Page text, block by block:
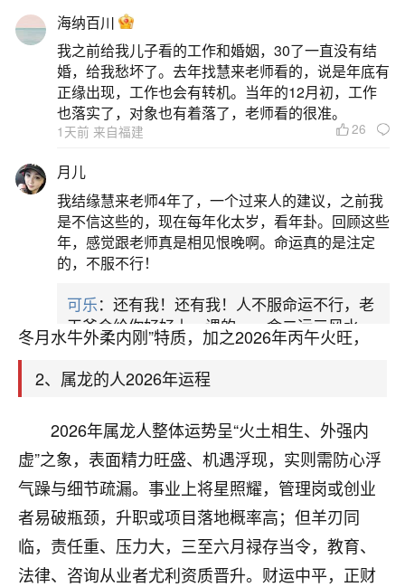
见的问题，但是小问题不注意可能会引起大麻烦，
下面就这个问题给大家做一些解读：
1、1940年农历11月初6出生的女人在2026年几
月份运气好
1940年农历11月初6出生的女性属龙，2026年
整体运势平平，但下半年尤其农历八月（公历2026
年8月28日—9月26日）起运势逐步回升，九月（9
月27日—10月25日）贵人运显，办事顺利，适合推
进重要事务；十月（10月26日—11月23日）正财稳
中有升，家庭氛围亦趋和谐。结合命理“水气满满、
冬月水牛外柔内刚”特质，加之2026年丙午火旺，
2、属龙的人2026年运程
2026年属龙人整体运势呈“火土相生、外强内
虚”之象，表面精力旺盛、机遇浮现，实则需防心浮
气躁与细节疏漏。事业上将星照耀，管理岗或创业
者易破瓶颈，升职或项目落地概率高；但羊刃同
临，责任重、压力大，三至六月禄存当令，教育、
法律、咨询从业者尤利资质晋升。财运中平，正财
海纳百川
我之前给我儿子看的工作和婚姻，30了一直没有结
婚，给我愁坏了。去年找慧来老师看的，说是年底有
正缘出现，工作也会有转机。当年的12月初，工作
也落实了，对象也有着落了，老师看的很准。
1天前 来自福建 26
月儿
我结缘慧来老师4年了，一个过来人的建议，之前我
是不信这些的，现在每年化太岁，看年卦。回顾这些
年，感觉跟老师真是相见恨晚啊。命运真的是注定
的，不服不行！
可乐：还有我！还有我！人不服命运不行，老
天爷会给你好好上一课的。一命二运三风水，
哪样不服都不行！
平安是福：我也是每年找老师化太岁，看年
卦，认识老师3年了，都是缘分啊！
17分钟前 来自湖北 19
心若莲花
我是做餐饮的，这两年，生意屡屡受挫，店开一家关
一家，要么生意不好，生意好的就出事。前些年攒的
家底快败光了，真是倒霉！我也想找人看看到底怎么
回事？